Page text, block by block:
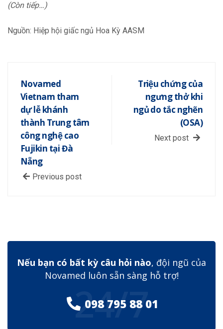
(Còn tiếp…)
Nguồn: Hiệp hội giấc ngủ Hoa Kỳ AASM
Novamed
Vietnam tham
dự lễ khánh
thành Trung tâm
công nghệ cao
Fujikin tại Đà
Nẵng
Previous post
Triệu chứng của
ngưng thở khi
ngủ do tắc nghẽn
(OSA)
Next post
Nếu bạn có bất kỳ câu hỏi nào, đội ngũ của
Novamed luôn sẵn sàng hỗ trợ!
098 795 88 01
24/7